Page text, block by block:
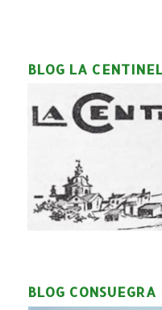
BLOG LA
BLOG